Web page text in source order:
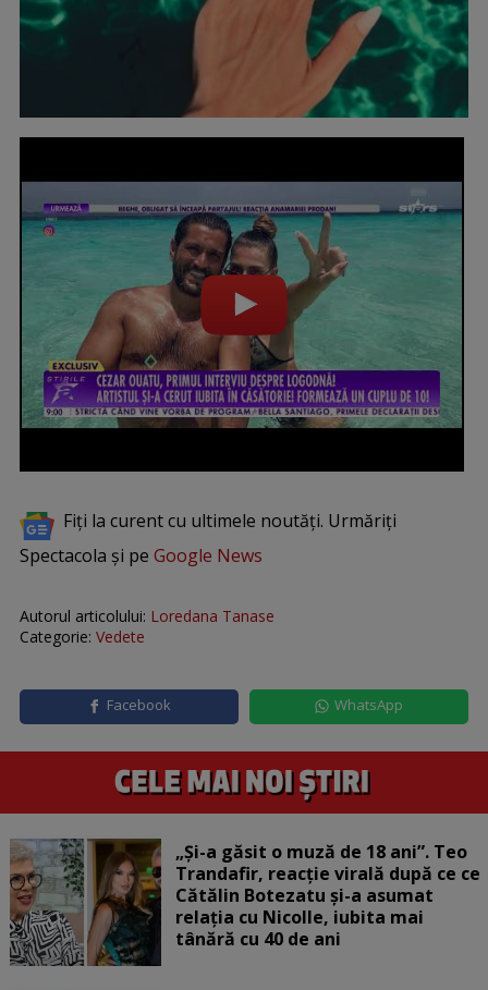
Fiți la curent cu ultimele noutăți. Urmăriți
Spectacola și pe Google News
Autorul articolului: Loredana Tanase
Categorie: Vedete
Facebook WhatsApp
„Și-a găsit o muză de 18 ani”. Teo
Trandafir, reacție virală după ce ce
Cătălin Botezatu și-a asumat
relația cu Nicolle, iubita mai
tânără cu 40 de ani